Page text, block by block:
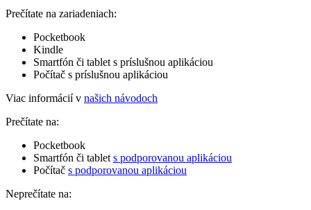
Prečítate na zariadeniach:
Pocketbook
Kindle
Smartfón či tablet s príslušnou aplikáciou
Počítač s príslušnou aplikáciou
Viac informácií v našich návodoch
Prečítate na:
Pocketbook
Smartfón či tablet s podporovanou aplikáciou
Počítač s podporovanou aplikáciou
Neprečítate na: